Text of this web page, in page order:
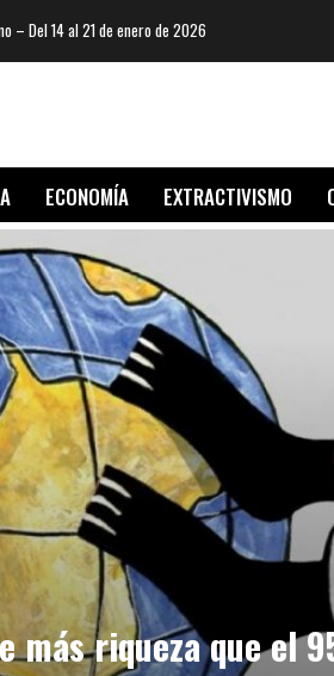
– Del 14 al 21 de enero de 2026
ECONOMÍA EXTRACTIVISMO
más riqueza que el